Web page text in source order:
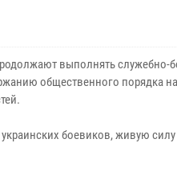
выполнять служебно-
общественного порядка на
боевиков, живую